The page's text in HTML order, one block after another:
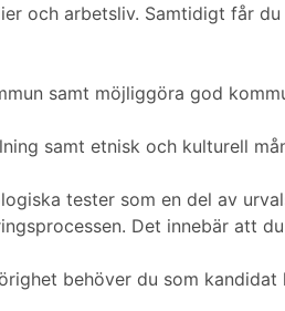
och arbetsliv. Samtidigt får
samt möjliggöra god
samt etnisk och kulturell
tester som en del av
Det innebär att
behöver du som